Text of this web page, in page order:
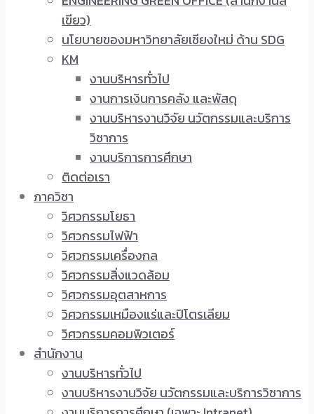
เขียว)
นโยบายของมหาวิทยาลัยเชียงใหม่ ด้าน SDG
KM
งานบริหารทั่วไป
งานการเงินการคลัง และพัสดุ
งานบริหารงานวิจัย นวัตกรรมและบริการ
วิชาการ
งานบริการการศึกษา
ติดต่อเรา
ภาควิชา
วิศวกรรมโยธา
วิศวกรรมไฟฟ้า
วิศวกรรมเครื่องกล
วิศวกรรมสิ่งแวดล้อม
วิศวกรรมอุตสาหการ
วิศวกรรมเหมืองแร่และปิโตรเลียม
วิศวกรรมคอมพิวเตอร์
สำนักงาน
งานบริหารทั่วไป
งานบริหารงานวิจัย นวัตกรรมและบริการวิชาการ